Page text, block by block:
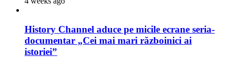
History Channel aduce pe micile ecrane seria-
documentar „Cei mai mari războinici ai
istoriei”